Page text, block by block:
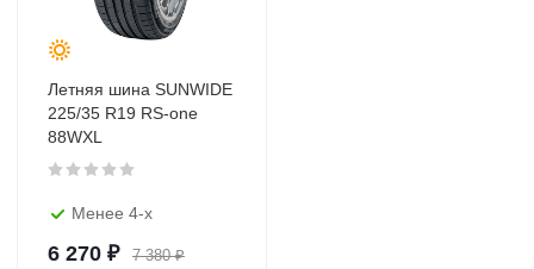
Летняя шина SUNWIDE
225/35 R19 RS-one
88WXL
Менее 4-х
6 270 ₽ 7 380₽